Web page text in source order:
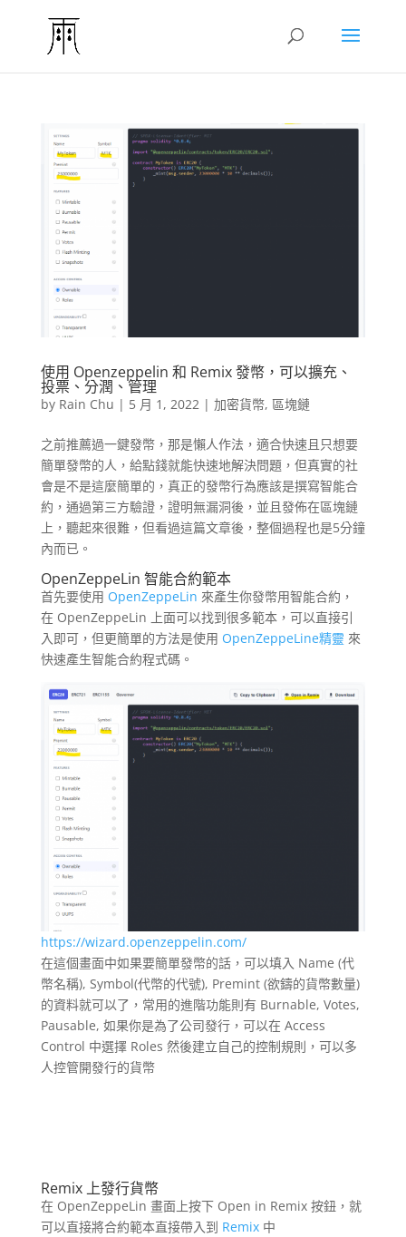
使用 Openzeppelin 和 Remix 發幣，可以擴充、
投票、分潤、管理
by Rain Chu | 5 月 1, 2022| 加密貨幣, 區塊鏈
之前推薦過一鍵發幣，那是懶人作法，適合快速且只想要
簡單發幣的人，給點錢就能快速地解決問題，但真實的社
會是不是這麼簡單的，真正的發幣行為應該是撰寫智能合
約，通過第三方驗證，證明無漏洞後，並且發佈在區塊鏈
上，聽起來很難，但看過這篇文章後，整個過程也是5分鐘
內而已。
OpenZeppeLin 智能合約範本
首先要使用 OpenZeppeLin 來產生你發幣用智能合約，
在 OpenZeppeLin 上面可以找到很多範本，可以直接引
入即可，但更簡單的方法是使用 OpenZeppeLine精靈 來
快速產生智能合約程式碼。
https://wizard.openzeppelin.com/
在這個畫面中如果要簡單發幣的話，可以填入 Name (代
幣名稱), Symbol(代幣的代號), Premint (欲鑄的貨幣數量)
的資料就可以了，常用的進階功能則有 Burnable, Votes,
Pausable, 如果你是為了公司發行，可以在 Access
Control 中選擇 Roles 然後建立自己的控制規則，可以多
人控管開發行的貨幣
Remix 上發行貨幣
在 OpenZeppeLin 畫面上按下 Open in Remix 按鈕，就
可以直接將合約範本直接帶入到 Remix 中